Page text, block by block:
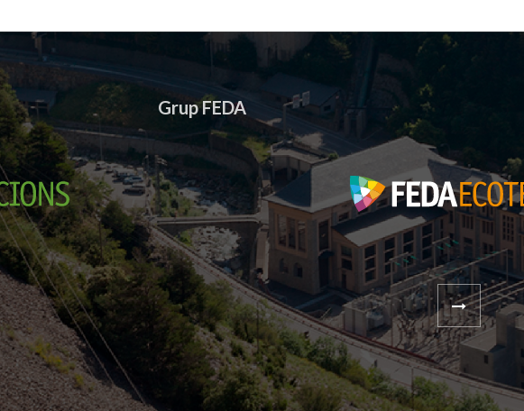
Grup FEDA